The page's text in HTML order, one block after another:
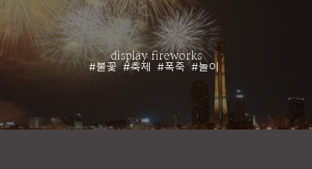
display fireworks
#불꽃 #축제 #폭죽 #놀이